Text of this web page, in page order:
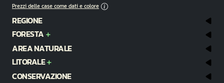
Prezzi delle case come dati e colore
REGIONE
FORESTA
AREA NATURALE
LITORALE
CONSERVAZIONE